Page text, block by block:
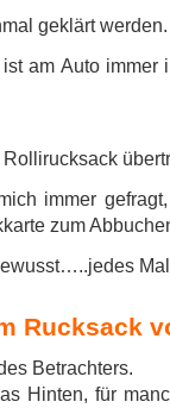
geklärt werden.
am Auto immer
immer
zum
Rucksack
Betrachters.
Hinten, für